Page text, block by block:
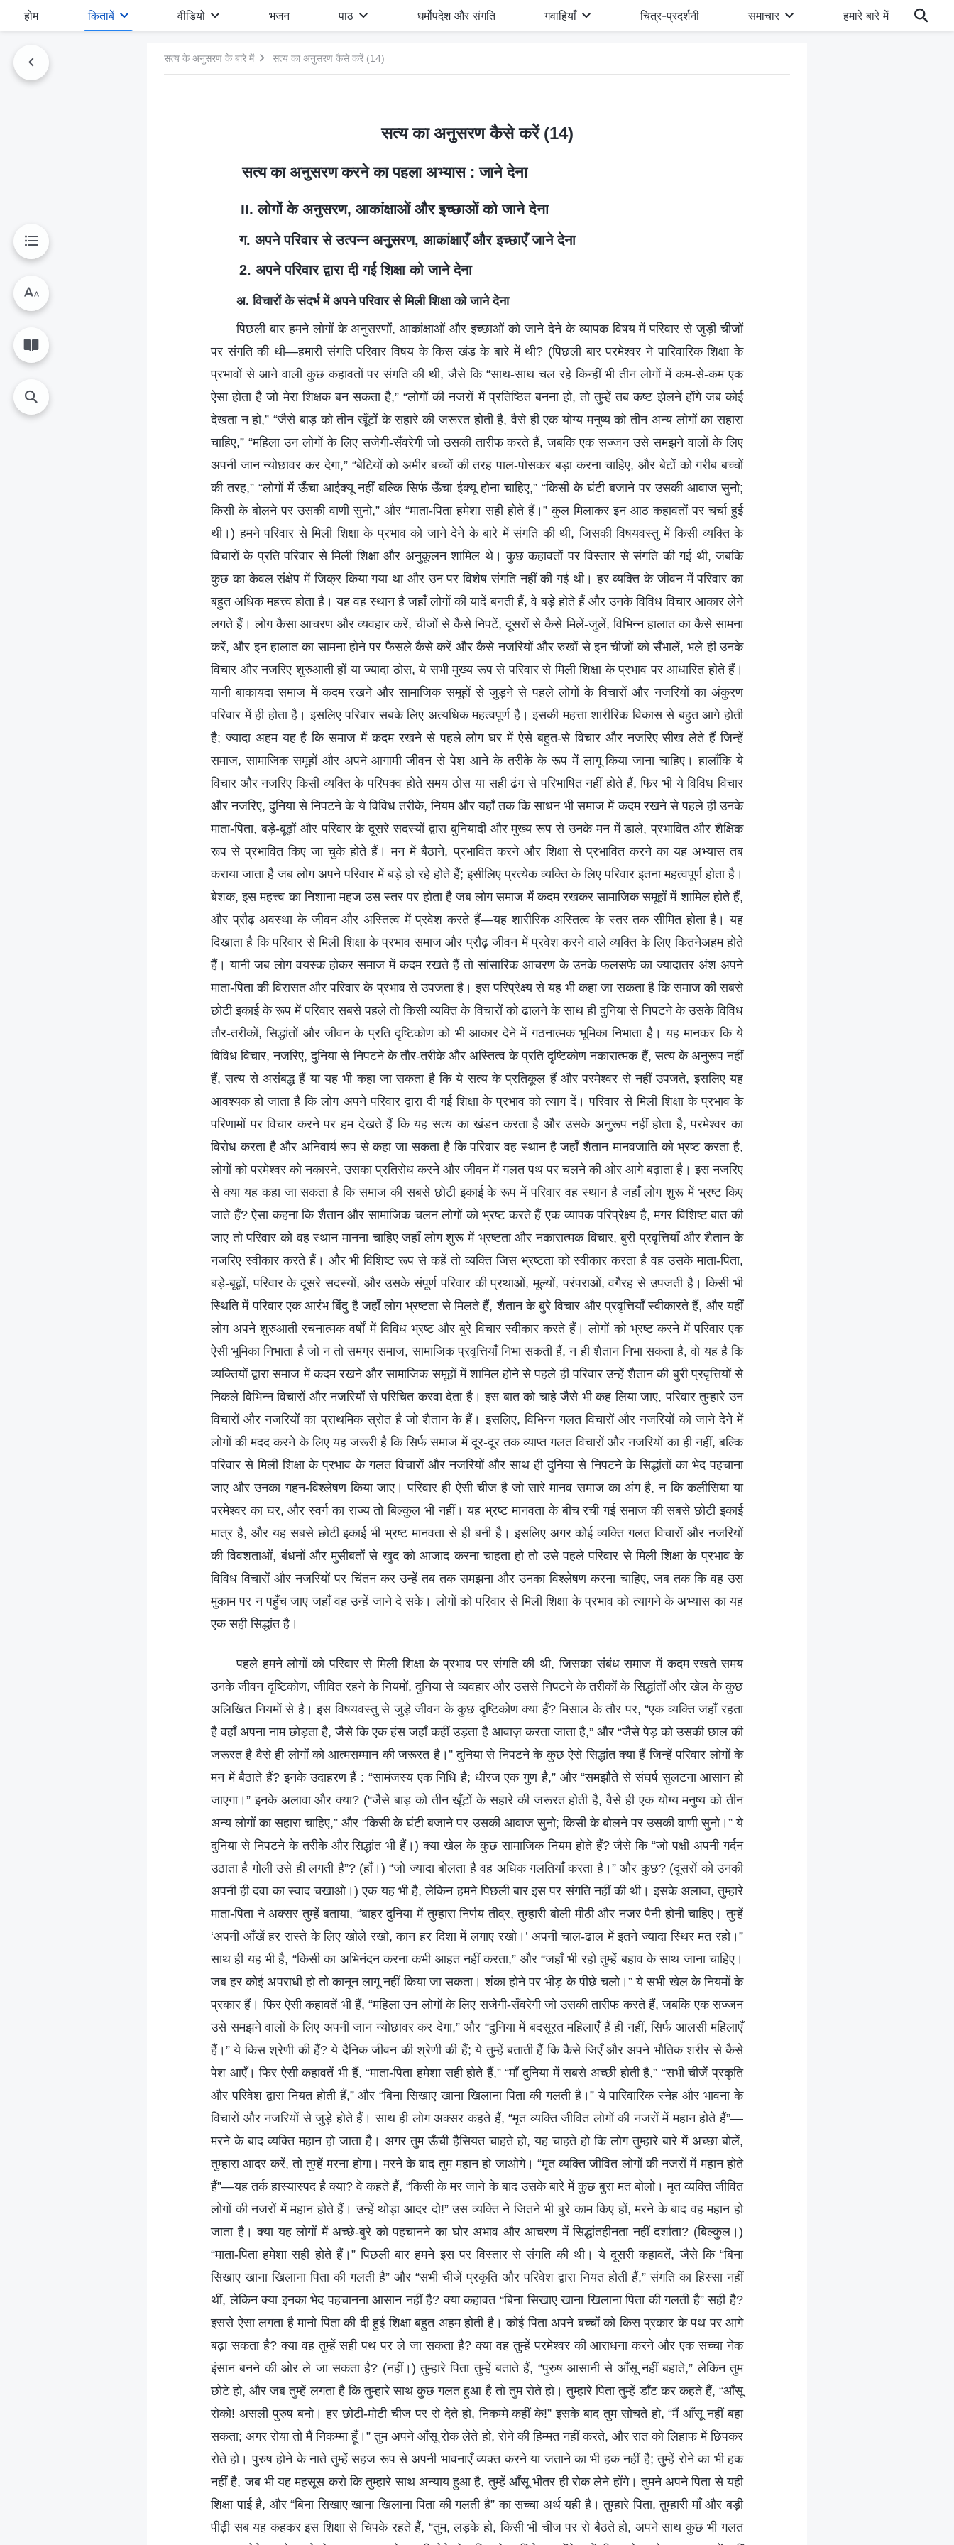
होम किताबें वीडियो भजन पाठ धर्मोपदेश और संगति गवाहियाँ चित्र-प्रदर्शनी समाचार हमारे बारे में
सत्य के अनुसरण के बारे में सत्य का अनुसरण कैसे करें (14)
सत्य का अनुसरण कैसे करें (14)
सत्य का अनुसरण करने का पहला अभ्यास : जाने देना
II. लोगों के अनुसरण, आकांक्षाओं और इच्छाओं को जाने देना
ग. अपने परिवार से उत्पन्न अनुसरण, आकांक्षाएँ और इच्छाएँ जाने देना
2. अपने परिवार द्वारा दी गई शिक्षा को जाने देना
अ. विचारों के संदर्भ में अपने परिवार से मिली शिक्षा को जाने देना
पिछली बार हमने लोगों के अनुसरणों, आकांक्षाओं और इच्छाओं को जाने देने के व्यापक विषय में परिवार से जुड़ी चीजों
पर संगति की थी—हमारी संगति परिवार विषय के किस खंड के बारे में थी? (पिछली बार परमेश्वर ने पारिवारिक शिक्षा के
प्रभावों से आने वाली कुछ कहावतों पर संगति की थी, जैसे कि “साथ-साथ चल रहे किन्हीं भी तीन लोगों में कम-से-कम एक
ऐसा होता है जो मेरा शिक्षक बन सकता है,” “लोगों की नजरों में प्रतिष्ठित बनना हो, तो तुम्हें तब कष्ट झेलने होंगे जब कोई
देखता न हो,” “जैसे बाड़ को तीन खूँटों के सहारे की जरूरत होती है, वैसे ही एक योग्य मनुष्य को तीन अन्य लोगों का सहारा
चाहिए,” “महिला उन लोगों के लिए सजेगी-सँवरेगी जो उसकी तारीफ करते हैं, जबकि एक सज्जन उसे समझने वालों के लिए
अपनी जान न्योछावर कर देगा,” “बेटियों को अमीर बच्चों की तरह पाल-पोसकर बड़ा करना चाहिए, और बेटों को गरीब बच्चों
की तरह,” “लोगों में ऊँचा आईक्यू नहीं बल्कि सिर्फ ऊँचा ईक्यू होना चाहिए,” “किसी के घंटी बजाने पर उसकी आवाज सुनो;
किसी के बोलने पर उसकी वाणी सुनो,” और “माता-पिता हमेशा सही होते हैं।” कुल मिलाकर इन आठ कहावतों पर चर्चा हुई
थी।) हमने परिवार से मिली शिक्षा के प्रभाव को जाने देने के बारे में संगति की थी, जिसकी विषयवस्तु में किसी व्यक्ति के
विचारों के प्रति परिवार से मिली शिक्षा और अनुकूलन शामिल थे। कुछ कहावतों पर विस्तार से संगति की गई थी, जबकि
कुछ का केवल संक्षेप में जिक्र किया गया था और उन पर विशेष संगति नहीं की गई थी। हर व्यक्ति के जीवन में परिवार का
बहुत अधिक महत्त्व होता है। यह वह स्थान है जहाँ लोगों की यादें बनती हैं, वे बड़े होते हैं और उनके विविध विचार आकार लेने
लगते हैं। लोग कैसा आचरण और व्यवहार करें, चीजों से कैसे निपटें, दूसरों से कैसे मिलें-जुलें, विभिन्न हालात का कैसे सामना
करें, और इन हालात का सामना होने पर फैसले कैसे करें और कैसे नजरियों और रुखों से इन चीजों को सँभालें, भले ही उनके
विचार और नजरिए शुरुआती हों या ज्यादा ठोस, ये सभी मुख्य रूप से परिवार से मिली शिक्षा के प्रभाव पर आधारित होते हैं।
यानी बाकायदा समाज में कदम रखने और सामाजिक समूहों से जुड़ने से पहले लोगों के विचारों और नजरियों का अंकुरण
परिवार में ही होता है। इसलिए परिवार सबके लिए अत्यधिक महत्वपूर्ण है। इसकी महत्ता शारीरिक विकास से बहुत आगे होती
है; ज्यादा अहम यह है कि समाज में कदम रखने से पहले लोग घर में ऐसे बहुत-से विचार और नजरिए सीख लेते हैं जिन्हें
समाज, सामाजिक समूहों और अपने आगामी जीवन से पेश आने के तरीके के रूप में लागू किया जाना चाहिए। हालाँकि ये
विचार और नजरिए किसी व्यक्ति के परिपक्व होते समय ठोस या सही ढंग से परिभाषित नहीं होते हैं, फिर भी ये विविध विचार
और नजरिए, दुनिया से निपटने के ये विविध तरीके, नियम और यहाँ तक कि साधन भी समाज में कदम रखने से पहले ही उनके
माता-पिता, बड़े-बूढ़ों और परिवार के दूसरे सदस्यों द्वारा बुनियादी और मुख्य रूप से उनके मन में डाले, प्रभावित और शैक्षिक
रूप से प्रभावित किए जा चुके होते हैं। मन में बैठाने, प्रभावित करने और शिक्षा से प्रभावित करने का यह अभ्यास तब
कराया जाता है जब लोग अपने परिवार में बड़े हो रहे होते हैं; इसीलिए प्रत्येक व्यक्ति के लिए परिवार इतना महत्वपूर्ण होता है।
बेशक, इस महत्त्व का निशाना महज उस स्तर पर होता है जब लोग समाज में कदम रखकर सामाजिक समूहों में शामिल होते हैं,
और प्रौढ़ अवस्था के जीवन और अस्तित्व में प्रवेश करते हैं—यह शारीरिक अस्तित्व के स्तर तक सीमित होता है। यह
दिखाता है कि परिवार से मिली शिक्षा के प्रभाव समाज और प्रौढ़ जीवन में प्रवेश करने वाले व्यक्ति के लिए कितनेअहम होते
हैं। यानी जब लोग वयस्क होकर समाज में कदम रखते हैं तो सांसारिक आचरण के उनके फलसफे का ज्यादातर अंश अपने
माता-पिता की विरासत और परिवार के प्रभाव से उपजता है। इस परिप्रेक्ष्य से यह भी कहा जा सकता है कि समाज की सबसे
छोटी इकाई के रूप में परिवार सबसे पहले तो किसी व्यक्ति के विचारों को ढालने के साथ ही दुनिया से निपटने के उसके विविध
तौर-तरीकों, सिद्धांतों और जीवन के प्रति दृष्टिकोण को भी आकार देने में गठनात्मक भूमिका निभाता है। यह मानकर कि ये
विविध विचार, नजरिए, दुनिया से निपटने के तौर-तरीके और अस्तित्व के प्रति दृष्टिकोण नकारात्मक हैं, सत्य के अनुरूप नहीं
हैं, सत्य से असंबद्ध हैं या यह भी कहा जा सकता है कि ये सत्य के प्रतिकूल हैं और परमेश्वर से नहीं उपजते, इसलिए यह
आवश्यक हो जाता है कि लोग अपने परिवार द्वारा दी गई शिक्षा के प्रभाव को त्याग दें। परिवार से मिली शिक्षा के प्रभाव के
परिणामों पर विचार करने पर हम देखते हैं कि यह सत्य का खंडन करता है और उसके अनुरूप नहीं होता है, परमेश्वर का
विरोध करता है और अनिवार्य रूप से कहा जा सकता है कि परिवार वह स्थान है जहाँ शैतान मानवजाति को भ्रष्ट करता है,
लोगों को परमेश्वर को नकारने, उसका प्रतिरोध करने और जीवन में गलत पथ पर चलने की ओर आगे बढ़ाता है। इस नजरिए
से क्या यह कहा जा सकता है कि समाज की सबसे छोटी इकाई के रूप में परिवार वह स्थान है जहाँ लोग शुरू में भ्रष्ट किए
जाते हैं? ऐसा कहना कि शैतान और सामाजिक चलन लोगों को भ्रष्ट करते हैं एक व्यापक परिप्रेक्ष्य है, मगर विशिष्ट बात की
जाए तो परिवार को वह स्थान मानना चाहिए जहाँ लोग शुरू में भ्रष्टता और नकारात्मक विचार, बुरी प्रवृत्तियाँ और शैतान के
नजरिए स्वीकार करते हैं। और भी विशिष्ट रूप से कहें तो व्यक्ति जिस भ्रष्टता को स्वीकार करता है वह उसके माता-पिता,
बड़े-बूढ़ों, परिवार के दूसरे सदस्यों, और उसके संपूर्ण परिवार की प्रथाओं, मूल्यों, परंपराओं, वगैरह से उपजती है। किसी भी
स्थिति में परिवार एक आरंभ बिंदु है जहाँ लोग भ्रष्टता से मिलते हैं, शैतान के बुरे विचार और प्रवृत्तियाँ स्वीकारते हैं, और यहीं
लोग अपने शुरुआती रचनात्मक वर्षों में विविध भ्रष्ट और बुरे विचार स्वीकार करते हैं। लोगों को भ्रष्ट करने में परिवार एक
ऐसी भूमिका निभाता है जो न तो समग्र समाज, सामाजिक प्रवृत्तियाँ निभा सकती हैं, न ही शैतान निभा सकता है, वो यह है कि
व्यक्तियों द्वारा समाज में कदम रखने और सामाजिक समूहों में शामिल होने से पहले ही परिवार उन्हें शैतान की बुरी प्रवृत्तियों से
निकले विभिन्न विचारों और नजरियों से परिचित करवा देता है। इस बात को चाहे जैसे भी कह लिया जाए, परिवार तुम्हारे उन
विचारों और नजरियों का प्राथमिक स्रोत है जो शैतान के हैं। इसलिए, विभिन्न गलत विचारों और नजरियों को जाने देने में
लोगों की मदद करने के लिए यह जरूरी है कि सिर्फ समाज में दूर-दूर तक व्याप्त गलत विचारों और नजरियों का ही नहीं, बल्कि
परिवार से मिली शिक्षा के प्रभाव के गलत विचारों और नजरियों और साथ ही दुनिया से निपटने के सिद्धांतों का भेद पहचाना
जाए और उनका गहन-विश्लेषण किया जाए। परिवार ही ऐसी चीज है जो सारे मानव समाज का अंग है, न कि कलीसिया या
परमेश्वर का घर, और स्वर्ग का राज्य तो बिल्कुल भी नहीं। यह भ्रष्ट मानवता के बीच रची गई समाज की सबसे छोटी इकाई
मात्र है, और यह सबसे छोटी इकाई भी भ्रष्ट मानवता से ही बनी है। इसलिए अगर कोई व्यक्ति गलत विचारों और नजरियों
की विवशताओं, बंधनों और मुसीबतों से खुद को आजाद करना चाहता हो तो उसे पहले परिवार से मिली शिक्षा के प्रभाव के
विविध विचारों और नजरियों पर चिंतन कर उन्हें तब तक समझना और उनका विश्लेषण करना चाहिए, जब तक कि वह उस
मुकाम पर न पहुँच जाए जहाँ वह उन्हें जाने दे सके। लोगों को परिवार से मिली शिक्षा के प्रभाव को त्यागने के अभ्यास का यह
एक सही सिद्धांत है।
पहले हमने लोगों को परिवार से मिली शिक्षा के प्रभाव पर संगति की थी, जिसका संबंध समाज में कदम रखते समय
उनके जीवन दृष्टिकोण, जीवित रहने के नियमों, दुनिया से व्यवहार और उससे निपटने के तरीकों के सिद्धांतों और खेल के कुछ
अलिखित नियमों से है। इस विषयवस्तु से जुड़े जीवन के कुछ दृष्टिकोण क्या हैं? मिसाल के तौर पर, “एक व्यक्‍ति जहाँ रहता
है वहाँ अपना नाम छोड़ता है, जैसे कि एक हंस जहाँ कहीं उड़ता है आवाज़ करता जाता है,” और “जैसे पेड़ को उसकी छाल की
जरूरत है वैसे ही लोगों को आत्मसम्मान की जरूरत है।” दुनिया से निपटने के कुछ ऐसे सिद्धांत क्या हैं जिन्हें परिवार लोगों के
मन में बैठाते हैं? इनके उदाहरण हैं : “सामंजस्य एक निधि है; धीरज एक गुण है,” और “समझौते से संघर्ष सुलटना आसान हो
जाएगा।” इनके अलावा और क्या? (“जैसे बाड़ को तीन खूँटों के सहारे की जरूरत होती है, वैसे ही एक योग्य मनुष्य को तीन
अन्य लोगों का सहारा चाहिए,” और “किसी के घंटी बजाने पर उसकी आवाज सुनो; किसी के बोलने पर उसकी वाणी सुनो।” ये
दुनिया से निपटने के तरीके और सिद्धांत भी हैं।) क्या खेल के कुछ सामाजिक नियम होते हैं? जैसे कि “जो पक्षी अपनी गर्दन
उठाता है गोली उसे ही लगती है”? (हाँ।) “जो ज्यादा बोलता है वह अधिक गलतियाँ करता है।” और कुछ? (दूसरों को उनकी
अपनी ही दवा का स्वाद चखाओ।) एक यह भी है, लेकिन हमने पिछली बार इस पर संगति नहीं की थी। इसके अलावा, तुम्हारे
माता-पिता ने अक्सर तुम्हें बताया, “बाहर दुनिया में तुम्हारा निर्णय तीव्र, तुम्हारी बोली मीठी और नजर पैनी होनी चाहिए। तुम्हें
‘अपनी आँखें हर रास्ते के लिए खोले रखो, कान हर दिशा में लगाए रखो।’ अपनी चाल-ढाल में इतने ज्यादा स्थिर मत रहो।”
साथ ही यह भी है, “किसी का अभिनंदन करना कभी आहत नहीं करता,” और “जहाँ भी रहो तुम्हें बहाव के साथ जाना चाहिए।
जब हर कोई अपराधी हो तो कानून लागू नहीं किया जा सकता। शंका होने पर भीड़ के पीछे चलो।” ये सभी खेल के नियमों के
प्रकार हैं। फिर ऐसी कहावतें भी हैं, “महिला उन लोगों के लिए सजेगी-सँवरेगी जो उसकी तारीफ करते हैं, जबकि एक सज्जन
उसे समझने वालों के लिए अपनी जान न्योछावर कर देगा,” और “दुनिया में बदसूरत महिलाएँ हैं ही नहीं, सिर्फ आलसी महिलाएँ
हैं।” ये किस श्रेणी की हैं? ये दैनिक जीवन की श्रेणी की हैं; ये तुम्हें बताती हैं कि कैसे जिएँ और अपने भौतिक शरीर से कैसे
पेश आएँ। फिर ऐसी कहावतें भी हैं, “माता-पिता हमेशा सही होते हैं,” “माँ दुनिया में सबसे अच्छी होती है,” “सभी चीजें प्रकृति
और परिवेश द्वारा नियत होती हैं,” और “बिना सिखाए खाना खिलाना पिता की गलती है।” ये पारिवारिक स्नेह और भावना के
विचारों और नजरियों से जुड़े होते हैं। साथ ही लोग अक्सर कहते हैं, “मृत व्यक्ति जीवित लोगों की नजरों में महान होते हैं”—
मरने के बाद व्यक्ति महान हो जाता है। अगर तुम ऊँची हैसियत चाहते हो, यह चाहते हो कि लोग तुम्हारे बारे में अच्छा बोलें,
तुम्हारा आदर करें, तो तुम्हें मरना होगा। मरने के बाद तुम महान हो जाओगे। “मृत व्यक्ति जीवित लोगों की नजरों में महान होते
हैं”—यह तर्क हास्यास्पद है क्या? वे कहते हैं, “किसी के मर जाने के बाद उसके बारे में कुछ बुरा मत बोलो। मृत व्यक्ति जीवित
लोगों की नजरों में महान होते हैं। उन्हें थोड़ा आदर दो!” उस व्यक्ति ने जितने भी बुरे काम किए हों, मरने के बाद वह महान हो
जाता है। क्या यह लोगों में अच्छे-बुरे को पहचानने का घोर अभाव और आचरण में सिद्धांतहीनता नहीं दर्शाता? (बिल्कुल।)
“माता-पिता हमेशा सही होते हैं।” पिछली बार हमने इस पर विस्तार से संगति की थी। ये दूसरी कहावतें, जैसे कि “बिना
सिखाए खाना खिलाना पिता की गलती है” और “सभी चीजें प्रकृति और परिवेश द्वारा नियत होती हैं,” संगति का हिस्सा नहीं
थीं, लेकिन क्या इनका भेद पहचानना आसान नहीं है? क्या कहावत “बिना सिखाए खाना खिलाना पिता की गलती है” सही है?
इससे ऐसा लगता है मानो पिता की दी हुई शिक्षा बहुत अहम होती है। कोई पिता अपने बच्चों को किस प्रकार के पथ पर आगे
बढ़ा सकता है? क्या वह तुम्हें सही पथ पर ले जा सकता है? क्या वह तुम्हें परमेश्वर की आराधना करने और एक सच्चा नेक
इंसान बनने की ओर ले जा सकता है? (नहीं।) तुम्हारे पिता तुम्हें बताते हैं, “पुरुष आसानी से आँसू नहीं बहाते,” लेकिन तुम
छोटे हो, और जब तुम्हें लगता है कि तुम्हारे साथ कुछ गलत हुआ है तो तुम रोते हो। तुम्हारे पिता तुम्हें डाँट कर कहते हैं, “आँसू
रोको! असली पुरुष बनो। हर छोटी-मोटी चीज पर रो देते हो, निकम्मे कहीं के!” इसके बाद तुम सोचते हो, “मैं आँसू नहीं बहा
सकता; अगर रोया तो मैं निकम्मा हूँ।” तुम अपने आँसू रोक लेते हो, रोने की हिम्मत नहीं करते, और रात को लिहाफ में छिपकर
रोते हो। पुरुष होने के नाते तुम्हें सहज रूप से अपनी भावनाएँ व्यक्त करने या जताने का भी हक नहीं है; तुम्हें रोने का भी हक
नहीं है, जब भी यह महसूस करो कि तुम्हारे साथ अन्याय हुआ है, तुम्हें आँसू भीतर ही रोक लेने होंगे। तुमने अपने पिता से यही
शिक्षा पाई है, और “बिना सिखाए खाना खिलाना पिता की गलती है” का सच्चा अर्थ यही है। तुम्हारे पिता, तुम्हारी माँ और बड़ी
पीढ़ी सब यह कहकर इस शिक्षा से चिपके रहते हैं, “तुम, लड़के हो, किसी भी चीज पर रो बैठते हो, अपने साथ कुछ भी गलत